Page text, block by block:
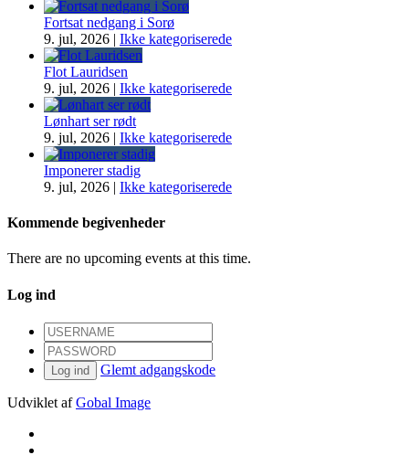
Fortsat nedgang i Sorø
9. jul, 2026 | Ikke kategoriserede
Flot Lauridsen
9. jul, 2026 | Ikke kategoriserede
Lønhart ser rødt
9. jul, 2026 | Ikke kategoriserede
Imponerer stadig
9. jul, 2026 | Ikke kategoriserede
Kommende begivenheder
There are no upcoming events at this time.
Log ind
Log ind Glemt adgangskode
Udviklet afGobal Image